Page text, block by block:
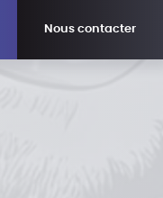
Nous contacter